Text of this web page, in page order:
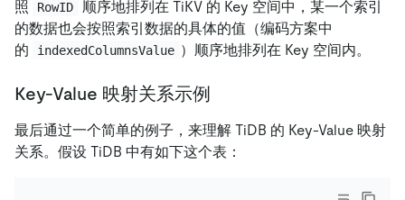
照
RowID
顺序地排列在 TiKV 的 Key 空间中，某一个索引
的数据也会按照索引数据的具体的值（编码方案中
的
indexedColumnsValue ）顺序地排列在 Key 空间内。
Key-Value 映射关系示例
最后通过一个简单的例子，来理解 TiDB 的 Key-Value 映射
关系。假设 TiDB 中有如下这个表：